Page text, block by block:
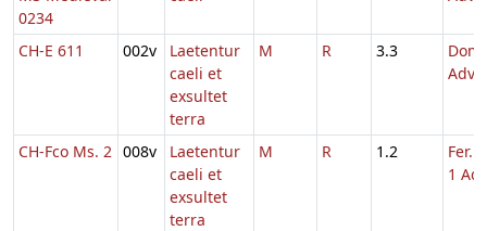
0234
CH-E 611 002v
Laetentur
caeli et
exsultet
terra
M R 3.3
CH-Fco Ms. 2 008v
Laetentur
caeli et
exsultet
terra
M R 1.2
Fer.
1